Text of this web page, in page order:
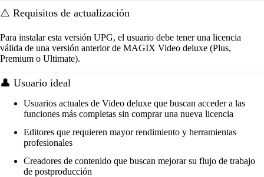
⚠️ Requisitos de actualización
Para instalar esta versión UPG, el usuario debe tener una licencia
válida de una versión anterior de MAGIX Video deluxe (Plus,
Premium o Ultimate).
👤 Usuario ideal
Usuarios actuales de Video deluxe que buscan acceder a las
funciones más completas sin comprar una nueva licencia
Editores que requieren mayor rendimiento y herramientas
profesionales
Creadores de contenido que buscan mejorar su flujo de trabajo
de postproducción